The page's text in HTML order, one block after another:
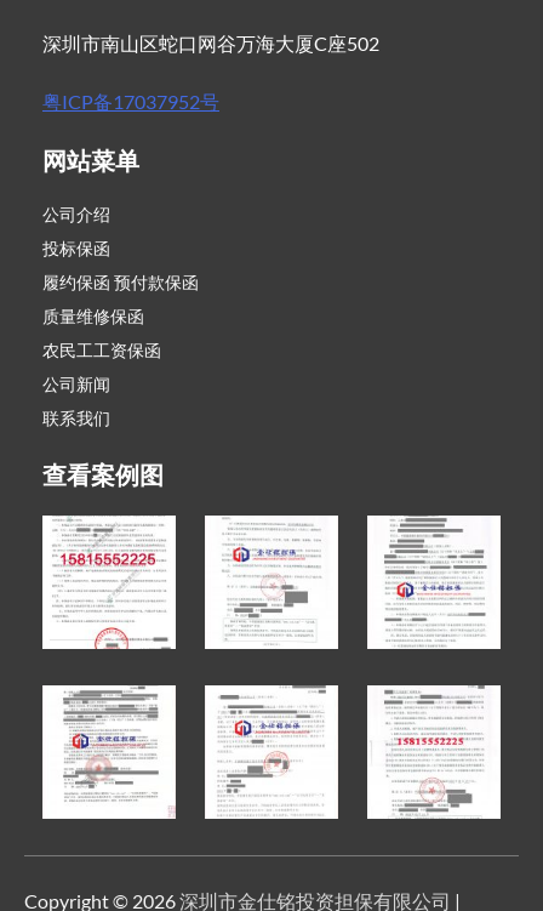
深圳市南山区蛇口网谷万海大厦C座502
粤ICP备17037952号
网站菜单
公司介绍
投标保函
履约保函 预付款保函
质量维修保函
农民工工资保函
公司新闻
联系我们
查看案例图
Copyright © 2026深圳市金仕铭投资担保有限公司 |